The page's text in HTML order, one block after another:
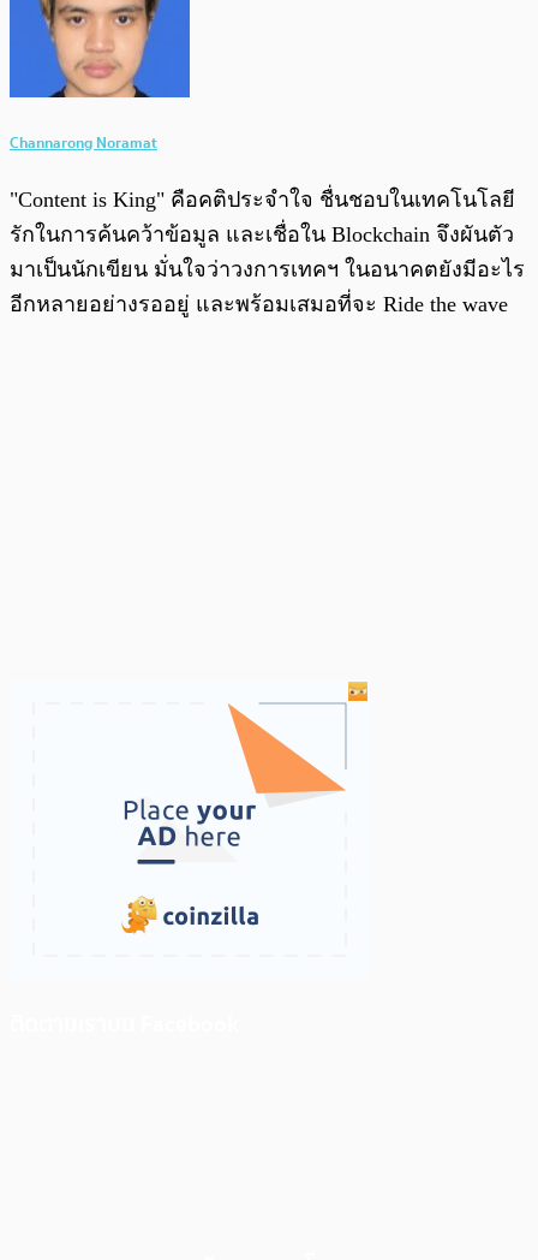
Channarong Noramat
"Content is King" คือคติประจำใจ ชื่นชอบในเทคโนโลยี
รักในการค้นคว้าข้อมูล และเชื่อใน Blockchain จึงผันตัว
มาเป็นนักเขียน มั่นใจว่าวงการเทคฯ ในอนาคตยังมีอะไร
อีกหลายอย่างรออยู่ และพร้อมเสมอที่จะ Ride the wave